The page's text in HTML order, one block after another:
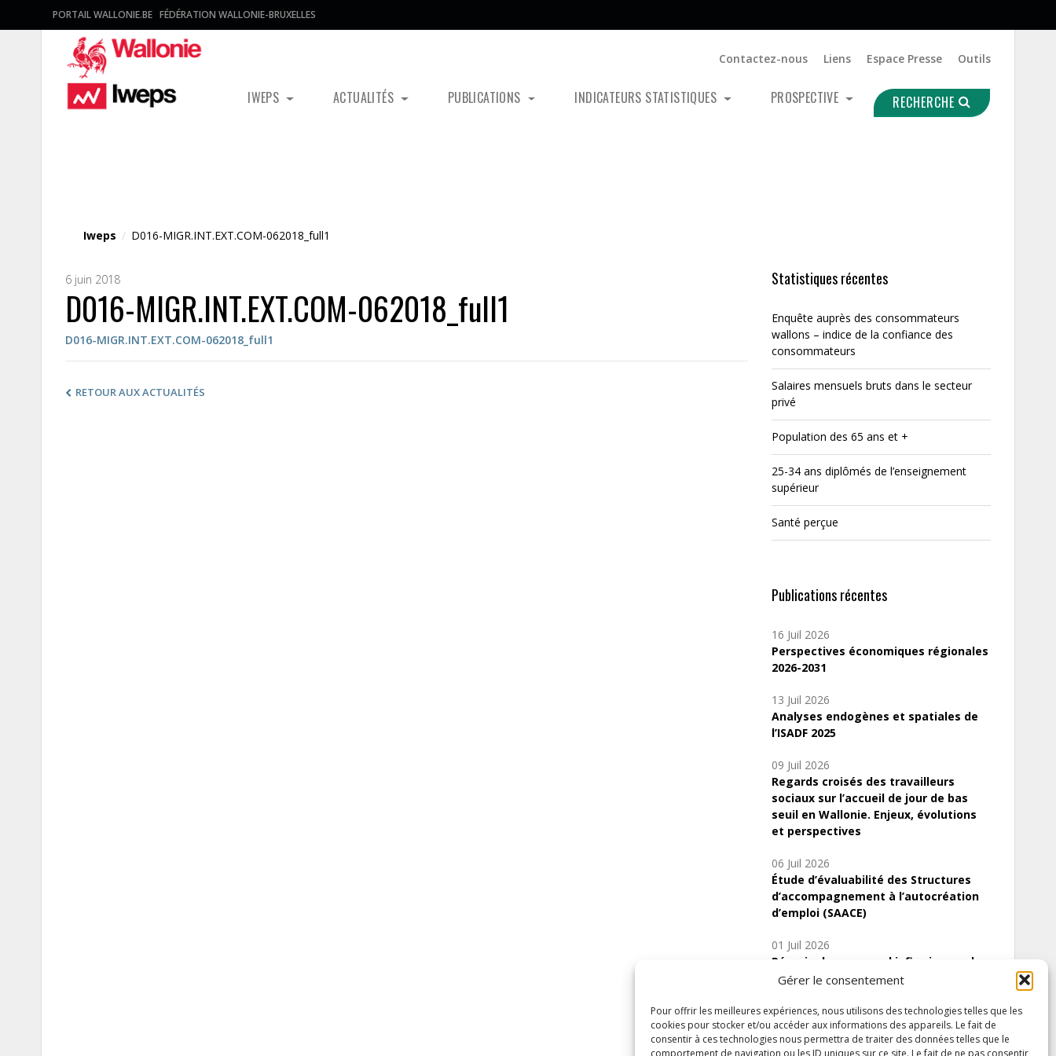
Gérer le consentement
Pour offrir les meilleures expériences, nous utilisons des technologies telles que les
cookies pour stocker et/ou accéder aux informations des appareils. Le fait de
consentir à ces technologies nous permettra de traiter des données telles que le
comportement de navigation ou les ID uniques sur ce site. Le fait de ne pas consentir
PORTAIL WALLONIE.BE FÉDÉRATION WALLONIE-BRUXELLES
Contactez-nous Liens Espace Presse Outils
IWEPS ACTUALITÉS PUBLICATIONS INDICATEURS STATISTIQUES PROSPECTIVE RECHERCHE
Iweps / D016-MIGR.INT.EXT.COM-062018_full1
6 juin 2018
D016-MIGR.INT.EXT.COM-062018_full1
D016-MIGR.INT.EXT.COM-062018_full1
RETOUR AUX ACTUALITÉS
Statistiques récentes
Enquête auprès des consommateurs
wallons – indice de la confiance des
consommateurs
Salaires mensuels bruts dans le secteur
privé
Population des 65 ans et +
25-34 ans diplômés de l’enseignement
supérieur
Santé perçue
Publications récentes
16 Juil 2026
Perspectives économiques régionales
2026-2031
13 Juil 2026
Analyses endogènes et spatiales de
l’ISADF 2025
09 Juil 2026
Regards croisés des travailleurs
sociaux sur l’accueil de jour de bas
seuil en Wallonie. Enjeux, évolutions
et perspectives
06 Juil 2026
Étude d’évaluabilité des Structures
d’accompagnement à l’autocréation
d’emploi (SAACE)
01 Juil 2026
Pénurie du personnel infirmier :quels
indicateurs d’offre de soins pour